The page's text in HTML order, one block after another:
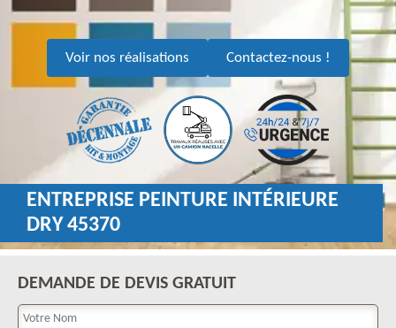
Voir nos réalisations Contactez-nous !
ENTREPRISE PEINTURE INTÉRIEURE
DRY 45370
DEMANDE DE DEVIS GRATUIT